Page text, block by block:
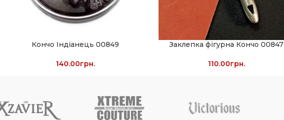
Кончо Індіанець 00849
140.00грн.
Заклепка фігурна Кончо 00847
110.00грн.